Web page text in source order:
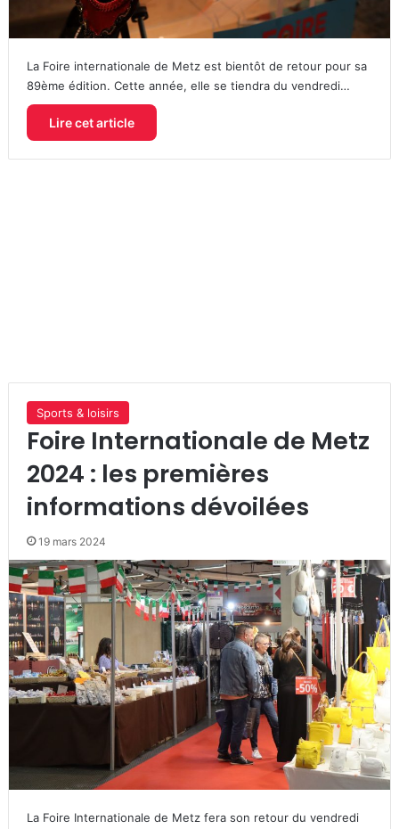
La Foire internationale de Metz est bientôt de retour pour sa
89ème édition. Cette année, elle se tiendra du vendredi…
Lire cet article
Sports & loisirs
Foire Internationale de Metz
2024 : les premières
informations dévoilées
19 mars 2024
La Foire Internationale de Metz fera son retour du vendredi